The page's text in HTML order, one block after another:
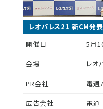
レオパレス21 新CM発
開催日
5月
会場 レオ
PR会社 電通
広告会社 電通